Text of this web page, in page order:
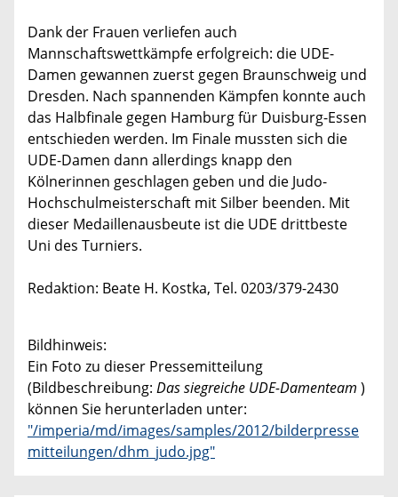
Dank der Frauen verliefen auch
Mannschaftswettkämpfe erfolgreich: die UDE-
Damen gewannen zuerst gegen Braunschweig und
Dresden. Nach spannenden Kämpfen konnte auch
das Halbfinale gegen Hamburg für Duisburg-Essen
entschieden werden. Im Finale mussten sich die
UDE-Damen dann allerdings knapp den
Kölnerinnen geschlagen geben und die Judo-
Hochschulmeisterschaft mit Silber beenden. Mit
dieser Medaillenausbeute ist die UDE drittbeste
Uni des Turniers.
Redaktion: Beate H. Kostka, Tel. 0203/379-2430
Bildhinweis:
Ein Foto zu dieser Pressemitteilung
(Bildbeschreibung: Das siegreiche UDE-Damenteam )
können Sie herunterladen unter:
"/imperia/md/images/samples/2012/bilderpresse
mitteilungen/dhm_judo.jpg"